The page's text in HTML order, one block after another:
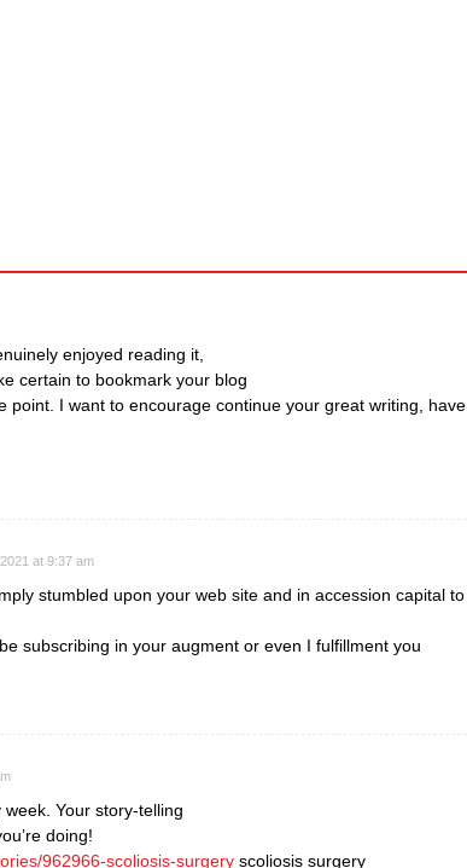
enjoyed reading it,
certain to bookmark your blog
point. I want to encourage continue your great writing, have
at 9:37 am
stumbled upon your web site and in accession capital to
subscribing in your augment or even I fulfillment you
Your story-telling
doing!
962966-scoliosis-surgery scoliosis surgery